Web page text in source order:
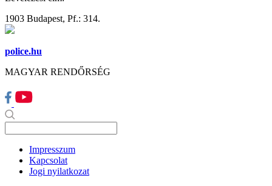
1903 Budapest, Pf.: 314.
police.hu
MAGYAR RENDŐRSÉG
Impresszum
Kapcsolat
Jogi nyilatkozat